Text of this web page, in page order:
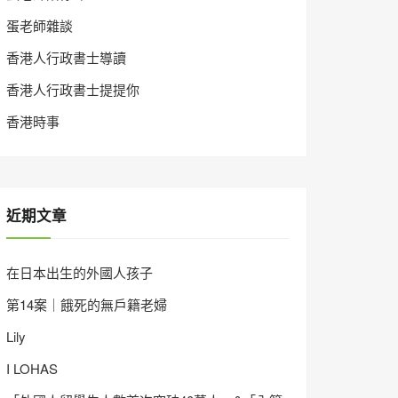
蛋老師雜談
香港人行政書士導讀
香港人行政書士提提你
香港時事
近期文章
在日本出生的外國人孩子
第14案｜餓死的無戶籍老婦
Lily
I LOHAS